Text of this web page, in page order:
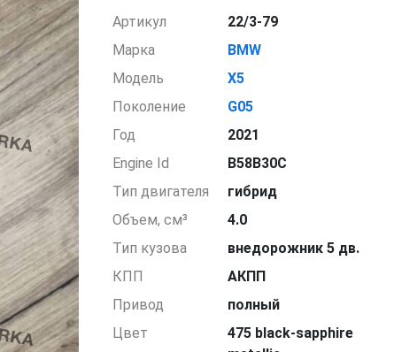
Артикул
22/3-79
Марка
BMW
Модель
X5
Поколение
G05
Год
2021
Engine Id
B58B30C
Тип двигателя
гибрид
Объем, см³
4.0
Тип кузова
внедорожник 5 дв.
КПП
АКПП
Привод
полный
Цвет
475 black-sapphire